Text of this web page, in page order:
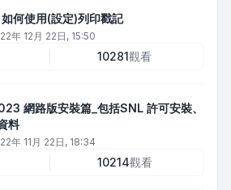
何使用(設定)列印戳記
年 12月 22日, 15:50
10281觀看
網路版安裝篇_包括SNL 許可安裝、
料
年 11月 22日, 18:34
10214觀看